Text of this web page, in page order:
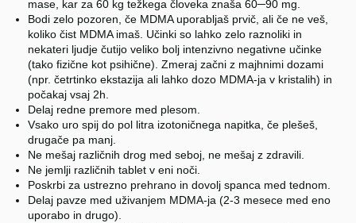
mase, kar za 60 kg težkega človeka znaša 60─90 mg.
Bodi zelo pozoren, če MDMA uporabljaš prvič, ali če ne veš,
koliko čist MDMA imaš. Učinki so lahko zelo raznoliki in
nekateri ljudje čutijo veliko bolj intenzivno negativne učinke
(tako fizične kot psihične). Zmeraj začni z majhnimi dozami
(npr. četrtinko ekstazija ali lahko dozo MDMA-ja v kristalih) in
počakaj vsaj 2h.
Delaj redne premore med plesom.
Vsako uro spij do pol litra izotoničnega napitka, če plešeš,
drugače pa manj.
Ne mešaj različnih drog med seboj, ne mešaj z zdravili.
Ne jemlji različnih tablet v eni noči.
Poskrbi za ustrezno prehrano in dovolj spanca med tednom.
Delaj pavze med uživanjem MDMA-ja (2-3 mesece med eno
uporabo in drugo).